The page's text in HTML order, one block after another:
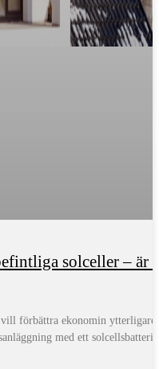
solceller – är
förbättra ekonomin
med ett solcellsbatteri